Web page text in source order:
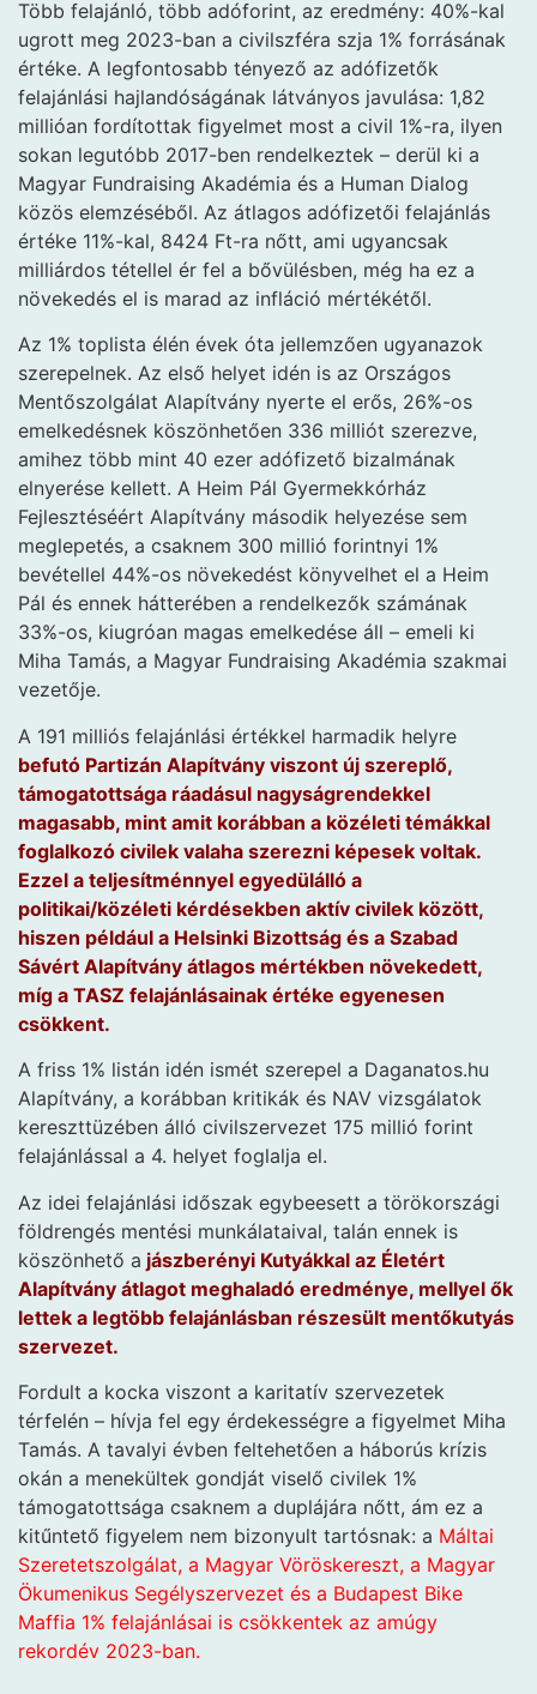
Több felajánló, több adóforint, az eredmény: 40%-kal
ugrott meg 2023-ban a civilszféra szja 1% forrásának
értéke. A legfontosabb tényező az adófizetők
felajánlási hajlandóságának látványos javulása: 1,82
millióan fordítottak figyelmet most a civil 1%-ra, ilyen
sokan legutóbb 2017-ben rendelkeztek – derül ki a
Magyar Fundraising Akadémia és a Human Dialog
közös elemzéséből. Az átlagos adófizetői felajánlás
értéke 11%-kal, 8424 Ft-ra nőtt, ami ugyancsak
milliárdos tétellel ér fel a bővülésben, még ha ez a
növekedés el is marad az infláció mértékétől.
Az 1% toplista élén évek óta jellemzően ugyanazok
szerepelnek. Az első helyet idén is az Országos
Mentőszolgálat Alapítvány nyerte el erős, 26%-os
emelkedésnek köszönhetően 336 milliót szerezve,
amihez több mint 40 ezer adófizető bizalmának
elnyerése kellett. A Heim Pál Gyermekkórház
Fejlesztéséért Alapítvány második helyezése sem
meglepetés, a csaknem 300 millió forintnyi 1%
bevétellel 44%-os növekedést könyvelhet el a Heim
Pál és ennek hátterében a rendelkezők számának
33%-os, kiugróan magas emelkedése áll – emeli ki
Miha Tamás, a Magyar Fundraising Akadémia szakmai
vezetője.
A 191 milliós felajánlási értékkel harmadik helyre
befutó Partizán Alapítvány viszont új szereplő,
támogatottsága ráadásul nagyságrendekkel
magasabb, mint amit korábban a közéleti témákkal
foglalkozó civilek valaha szerezni képesek voltak.
Ezzel a teljesítménnyel egyedülálló a
politikai/közéleti kérdésekben aktív civilek között,
hiszen például a Helsinki Bizottság és a Szabad
Sávért Alapítvány átlagos mértékben növekedett,
míg a TASZ felajánlásainak értéke egyenesen
csökkent.
A friss 1% listán idén ismét szerepel a Daganatos.hu
Alapítvány, a korábban kritikák és NAV vizsgálatok
kereszttüzében álló civilszervezet 175 millió forint
felajánlással a 4. helyet foglalja el.
Az idei felajánlási időszak egybeesett a törökországi
földrengés mentési munkálataival, talán ennek is
köszönhető a jászberényi Kutyákkal az Életért
Alapítvány átlagot meghaladó eredménye, mellyel ők
lettek a legtöbb felajánlásban részesült mentőkutyás
szervezet.
Fordult a kocka viszont a karitatív szervezetek
térfelén – hívja fel egy érdekességre a figyelmet Miha
Tamás. A tavalyi évben feltehetően a háborús krízis
okán a menekültek gondját viselő civilek 1%
támogatottsága csaknem a duplájára nőtt, ám ez a
kitűntető figyelem nem bizonyult tartósnak: a Máltai
Szeretetszolgálat, a Magyar Vöröskereszt, a Magyar
Ökumenikus Segélyszervezet és a Budapest Bike
Maffia 1% felajánlásai is csökkentek az amúgy
rekordév 2023-ban.